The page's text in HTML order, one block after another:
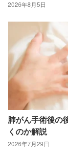
2026年8月5日
肺がん手術後の
くのか解説
2026年7月29日